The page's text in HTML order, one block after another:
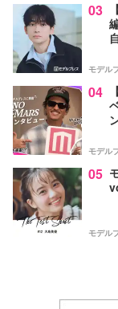
03
モデル
04
モデル
05
モデル